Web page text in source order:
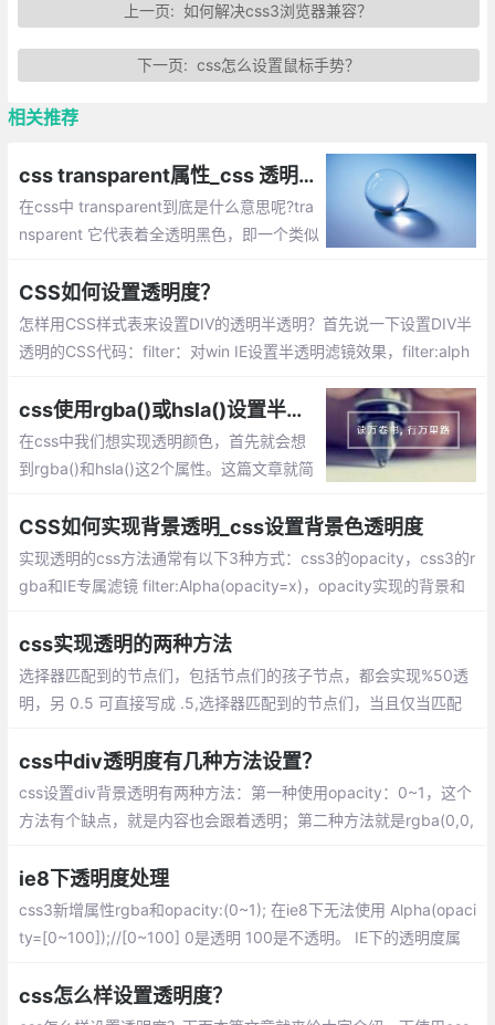
上一页:如何解决css3浏览器兼容？
下一页: css怎么设置鼠标手势？
相关推荐
css transparent属性_css 透明颜色transparent的使用
在css中 transparent到底是什么意思呢?tra
nsparent 它代表着全透明黑色，即一个类似
定义：background:transparent，意思就代
表背景透明。
CSS如何设置透明度？
怎样用CSS样式表来设置DIV的透明半透明？首先说一下设置DIV半
透明的CSS代码：filter：对win IE设置半透明滤镜效果，filter:alph
css使用rgba()或hsla()设置半透明或完全透明边框border
在css中我们想实现透明颜色，首先就会想
到rgba()和hsla()这2个属性。这篇文章就简
框。
CSS如何实现背景透明_css设置背景色透明度
实现透明的css方法通常有以下3种方式：css3的opacity，css3的r
gba和IE专属滤镜 filter:Alpha(opacity=x)，opacity实现的背景和
明。
css实现透明的两种方法
选择器匹配到的节点们，包括节点们的孩子节点，都会实现%50透
明，另 0.5 可直接写成 .5,选择器匹配到的节点们，当且仅当匹配
css中div透明度有几种方法设置？
css设置div背景透明有两种方法：第一种使用opacity：0~1，这个
方法有个缺点，就是内容也会跟着透明；第二种方法就是rgba(0,0,
里的内容。
ie8下透明度处理
css3新增属性rgba和opacity:(0~1); 在ie8下无法使用 Alpha(opaci
ty=[0~100]);//[0~100] 0是透明 100是不透明。 IE下的透明度属
方法:
css怎么样设置透明度？